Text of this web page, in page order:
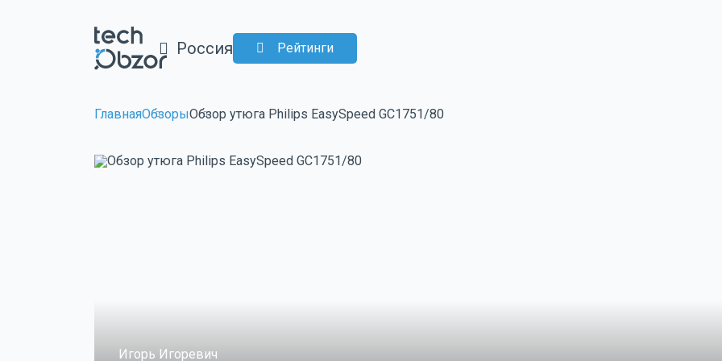
Россия Рейтинги
ГлавнаяОбзорыОбзор утюга Philips EasySpeed GC1751/80
Игорь Игоревич